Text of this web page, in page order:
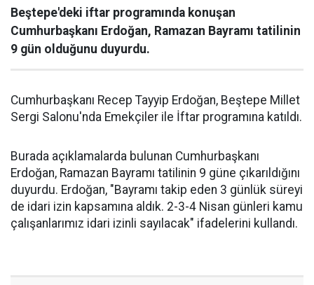
Beştepe'deki iftar programında konuşan
Cumhurbaşkanı Erdoğan, Ramazan Bayramı tatilinin
9 gün olduğunu duyurdu.
Cumhurbaşkanı Recep Tayyip Erdoğan, Beştepe Millet
Sergi Salonu'nda Emekçiler ile İftar programına katıldı.
Burada açıklamalarda bulunan Cumhurbaşkanı
Erdoğan, Ramazan Bayramı tatilinin 9 güne çıkarıldığını
duyurdu. Erdoğan, "Bayramı takip eden 3 günlük süreyi
de idari izin kapsamına aldık. 2-3-4 Nisan günleri kamu
çalışanlarımız idari izinli sayılacak" ifadelerini kullandı.